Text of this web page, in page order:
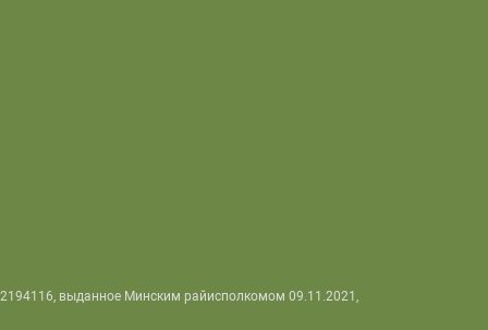
выданное Минским райисполкомом 09.11.2021,